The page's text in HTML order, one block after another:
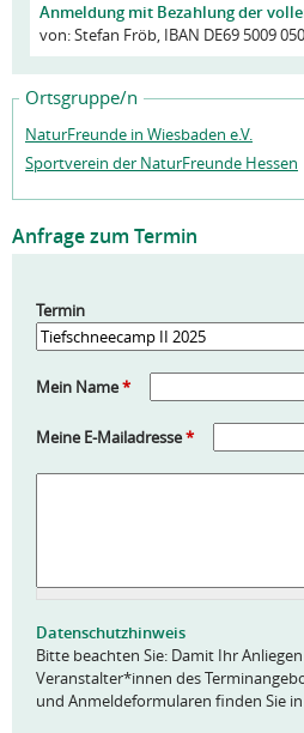
Anmeldung mit Bezahlung der
von: Stefan Fröb, IBAN DE69 5009
Ortsgruppe/n
NaturFreunde in Wiesbaden e.V.
Sportverein der NaturFreunde Hessen
Anfrage zum Termin
Termin
Mein Name*
Meine E-Mailadresse*
*
Datenschutzhinweis
Bitte beachten Sie: Damit Ihr
Veranstalter*innen des
und Anmeldeformularen finden Sie